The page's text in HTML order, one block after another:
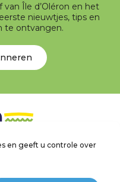
van Île d’Oléron en het
nieuwtjes, tips en
te ontvangen.
en geeft u controle over